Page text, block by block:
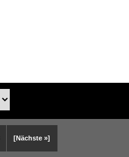
[Nächste »]